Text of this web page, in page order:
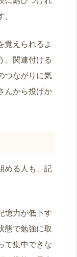
覚えられるよ
。関連付ける
つながりに気
んから投げか
める人も、記
憶力が低下す
態で勉強に取
て集中できな